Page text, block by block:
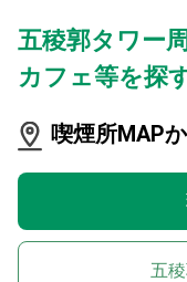
五稜郭タワー
カフェ等を探
喫煙所MAP
五